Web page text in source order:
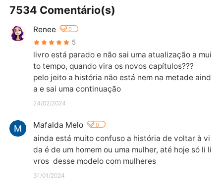
7534 Comentário(s)
Renee 0
5
livro está parado e não sai uma atualização a mui
to tempo, quando vira os novos capítulos???
pelo jeito a história não está nem na metade aind
a e sai uma continuação
24/02/2024
Mafalda Melo 0
ainda está muito confuso a história de voltar à vi
da é de um homem ou uma mulher, até hoje só li li
vros  desse modelo com mulheres
31/01/2024